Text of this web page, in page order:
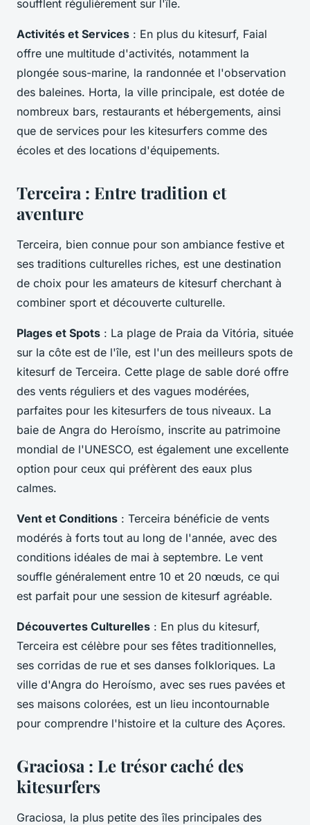
soufflent régulièrement sur l'île.
Activités et Services : En plus du kitesurf, Faial
offre une multitude d'activités, notamment la
plongée sous-marine, la randonnée et l'observation
des baleines. Horta, la ville principale, est dotée de
nombreux bars, restaurants et hébergements, ainsi
que de services pour les kitesurfers comme des
écoles et des locations d'équipements.
Terceira : Entre tradition et
aventure
Terceira, bien connue pour son ambiance festive et
ses traditions culturelles riches, est une destination
de choix pour les amateurs de kitesurf cherchant à
combiner sport et découverte culturelle.
Plages et Spots : La plage de Praia da Vitória, située
sur la côte est de l'île, est l'un des meilleurs spots de
kitesurf de Terceira. Cette plage de sable doré offre
des vents réguliers et des vagues modérées,
parfaites pour les kitesurfers de tous niveaux. La
baie de Angra do Heroísmo, inscrite au patrimoine
mondial de l'UNESCO, est également une excellente
option pour ceux qui préfèrent des eaux plus
calmes.
Vent et Conditions : Terceira bénéficie de vents
modérés à forts tout au long de l'année, avec des
conditions idéales de mai à septembre. Le vent
souffle généralement entre 10 et 20 nœuds, ce qui
est parfait pour une session de kitesurf agréable.
Découvertes Culturelles : En plus du kitesurf,
Terceira est célèbre pour ses fêtes traditionnelles,
ses corridas de rue et ses danses folkloriques. La
ville d'Angra do Heroísmo, avec ses rues pavées et
ses maisons colorées, est un lieu incontournable
pour comprendre l'histoire et la culture des Açores.
Graciosa : Le trésor caché des
kitesurfers
Graciosa, la plus petite des îles principales des